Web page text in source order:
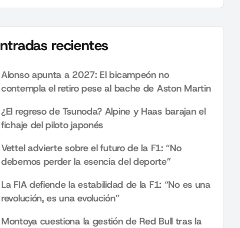
recientes
Alonso apunta a 2027: El bicampeón no
contempla el retiro pese al bache de Aston Martin
¿El regreso de Tsunoda? Alpine y Haas barajan el
fichaje del piloto japonés
Vettel advierte sobre el futuro de la F1: “No
debemos perder la esencia del deporte”
La FIA defiende la estabilidad de la F1: “No es una
revolución, es una evolución”
Montoya cuestiona la gestión de Red Bull tras la